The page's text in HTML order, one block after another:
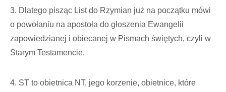
3. Dlatego pisząc List do Rzymian już na początku mówi
o powołaniu na apostoła do głoszenia Ewangelii
zapowiedzianej i obiecanej w Pismach świętych, czyli w
Starym Testamencie.
4. ST to obietnica NT, jego korzenie, obietnice, które